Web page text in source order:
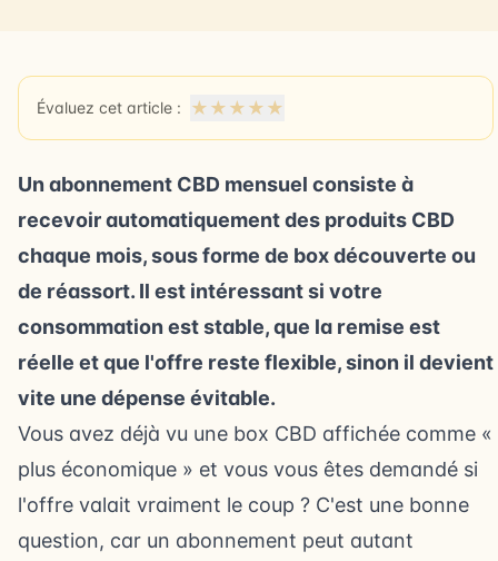
Évaluez cet article : ★ ★ ★ ★ ★
Un abonnement CBD mensuel consiste à
recevoir automatiquement des produits CBD
chaque mois, sous forme de box découverte ou
de réassort. Il est intéressant si votre
consommation est stable, que la remise est
réelle et que l'offre reste flexible, sinon il devient
vite une dépense évitable.
Vous avez déjà vu une box CBD affichée comme «
plus économique » et vous vous êtes demandé si
l'offre valait vraiment le coup ? C'est une bonne
question, car un abonnement peut autant